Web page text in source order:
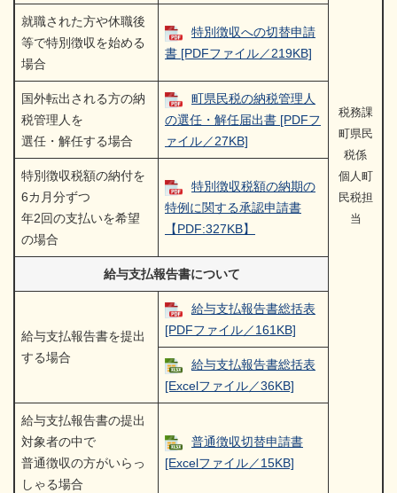
税務課
町県民
税係
個人町
民税担
当
就職された方や休職後
等で特別徴収を始める
場合
特別徴収への切替申請
書 [PDFファイル／219KB]
国外転出される方の納
税管理人を
選任・解任する場合
町県民税の納税管理人
の選任・解任届出書 [PDFフ
ァイル／27KB]
特別徴収税額の納付を
6カ月分ずつ
年2回の支払いを希望
の場合
特別徴収税額の納期の
特例に関する承認申請書
【PDF:327KB】
給与支払報告書について
給与支払報告書を提出
する場合
給与支払報告書総括表
[PDFファイル／161KB]
給与支払報告書総括表
[Excelファイル／36KB]
給与支払報告書の提出
対象者の中で
普通徴収の方がいらっ
しゃる場合
普通徴収切替申請書
[Excelファイル／15KB]